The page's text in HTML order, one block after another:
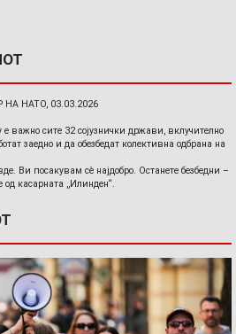
НАТО, 03.03.2026
важно сите 32 сојузнички држави, вклучително
заедно и да обезбедат колективна одбрана на
Ви посакувам сè најдобро. Останете безбедни –
од касарната „Илинден“.